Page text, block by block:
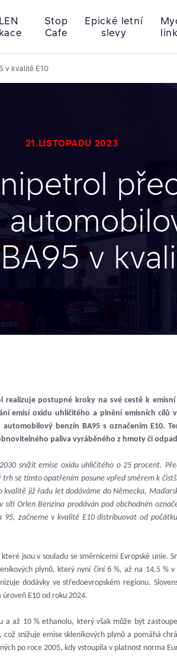
Stop
Cafe
Epické letní
slevy
v kvalitě E10
21.LISTOPADU 2023
v
realizuje postupné kroky na své cestě k
emisí oxidu uhličitého a plnění emisních cílů
benzín BA95 s označením E10.
paliva vyráběného z hmoty či
snížit emise oxidu uhličitého o 25 procent.
se tímto opatřením posune vpřed směrem k
již řadu let dodáváme do Německa,
Orlen Benzina prodáván pod obchodním
začneme v kvalitě E10 distribuovat od
jsou v souladu se směrnicemi Evropské unie.
plynů, který nyní činí 6 %, až na 14,5 %
dodávky ve středoevropském regionu.
úroveň E10 od roku 2024.
a až 10 % ethanolu, který však může být
snižuje emise skleníkových plynů a pomáhá
po roce 2005, kdy vstoupila v platnost norma